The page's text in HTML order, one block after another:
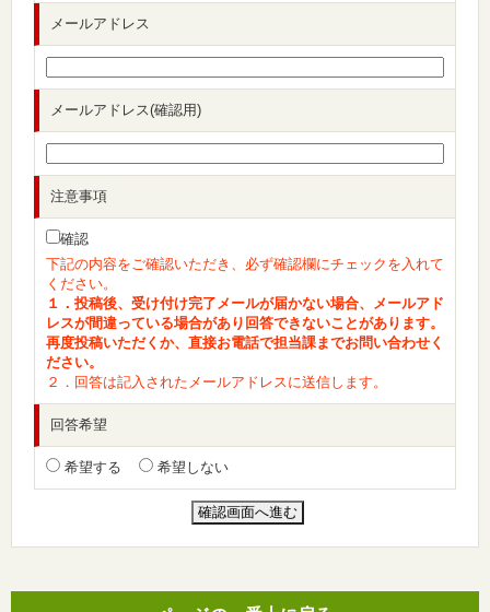
メールアドレス
メールアドレス(確認用)
注意事項
確認
下記の内容をご確認いただき、必ず確認欄にチェックを入れて
ください。
１．投稿後、受け付け完了メールが届かない場合、メールアド
レスが間違っている場合があり回答できないことがあります。
再度投稿いただくか、直接お電話で担当課までお問い合わせく
ださい。
２．回答は記入されたメールアドレスに送信します。
回答希望
希望する 希望しない